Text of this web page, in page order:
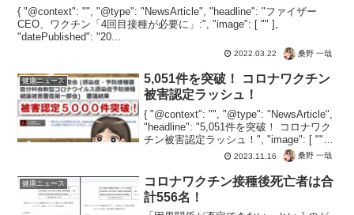
{ "@context": "", "@type": "NewsArticle", "headline": "ファイザー
CEO、ワクチン「4回目接種が必要に」:", "image": [ "" ],
"datePublished": "20...
2022.03.22 桑野 一哉
健康ニュース
5,051件を突破！ コロナワクチン
被害認定ラッシュ！
{ "@context": "", "@type": "NewsArticle",
"headline": "5,051件を突破！ コロナワク
チン被害認定ラッシュ！", "image": [ "" ],
"datePublished": "...2023.11.16 桑野 一哉
健康ニュース
コロナワクチン接種後死亡者は合
計556名！